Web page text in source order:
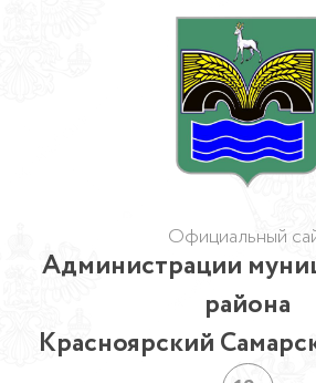
Официальный
Администрации
района
Красноярский